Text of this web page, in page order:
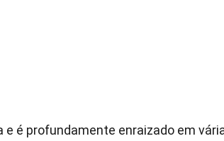
e é profundamente enraizado em